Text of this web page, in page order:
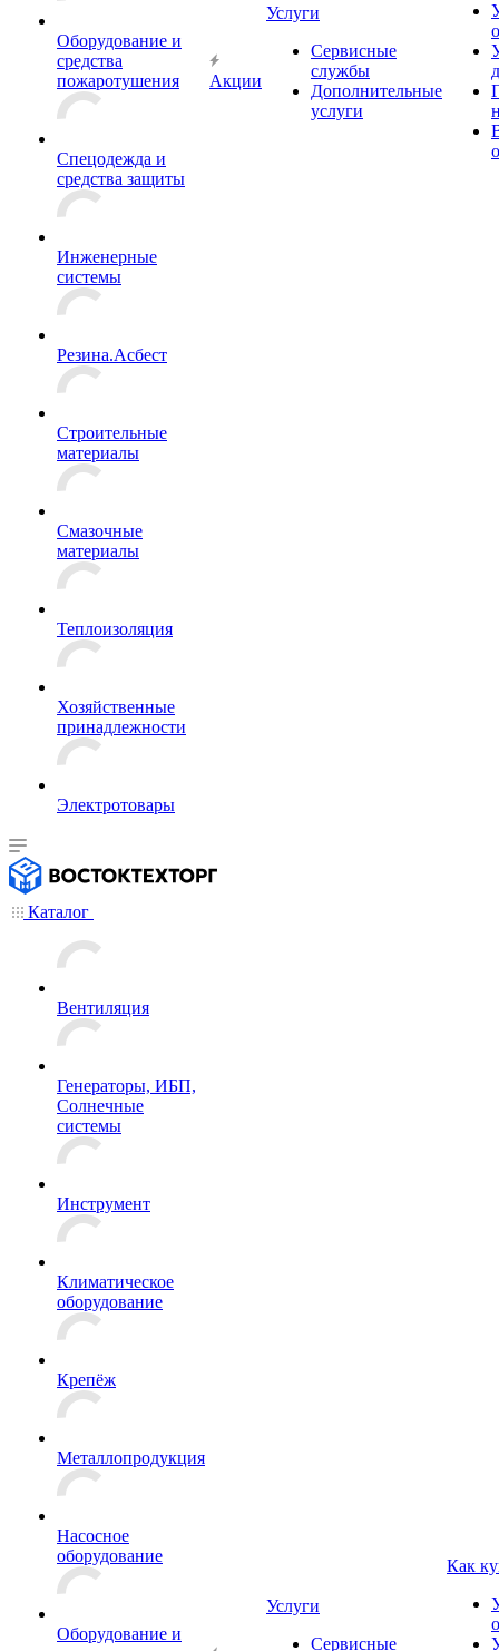
Оборудование и
средства
пожаротушения
Спецодежда и
средства защиты
Инженерные
системы
Резина.Асбест
Строительные
материалы
Смазочные
материалы
Теплоизоляция
Хозяйственные
принадлежности
Электротовары
Акции
Услуги
Сервисные
службы
Дополнительные
услуги
Каталог
Вентиляция
Генераторы, ИБП,
Солнечные
системы
Инструмент
Климатическое
оборудование
Крепёж
Металлопродукция
Насосное
оборудование
Оборудование и
Услуги
Сервисные
Как